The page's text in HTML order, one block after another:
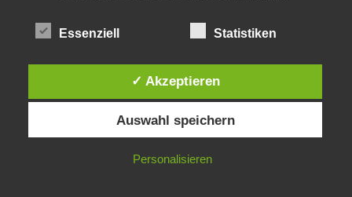
Covid-19
Der Darknetreporter
Diese Website verwendet Cookies. Durch die weitere Nutzung dieser
Website stimmst du der Verwendung von Cookies zu.
IN ORDNUNG
Essenziell Statistiken
✓ Akzeptieren
Auswahl speichern
Personalisieren